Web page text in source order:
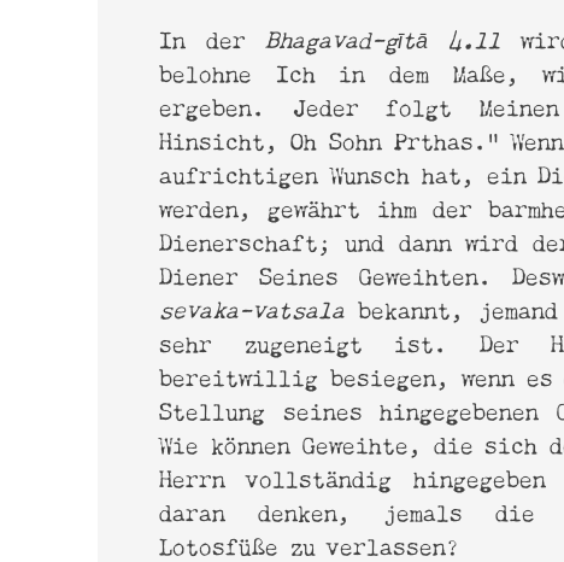
In der Bhagavad-gītā 4.11
belohne Ich in dem Maße,
ergeben. Jeder folgt
Hinsicht, Oh Sohn Prthas.“
aufrichtigen Wunsch hat, ein
werden, gewährt ihm der
Dienerschaft; und dann wird
Diener Seines Geweihten.
sevaka-vatsala bekannt,
sehr zugeneigt ist. Der
bereitwillig besiegen, wenn es
Stellung seines hingegebenen
Wie können Geweihte, die sich
Herrn vollständig hingegeben
daran denken, jemals die
Lotosfüße zu verlassen?